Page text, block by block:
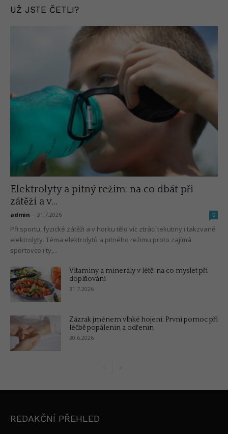
UŽ JSTE ČETLI?
Elektrolyty a pitný režim: na co dbát při
zátěži a v...
admin 31.7.2026 0
Při sportu, fyzické zátěži a v horku tělo víc ztrácí tekutiny i takzvané
elektrolyty. Téma elektrolytů a pitného režimu proto zajímá
sportovce i ty,...
Vitaminy a minerály v létě: na co myslet při
doplňování
31.7.2026
Zázrak jménem vlhké hojení: První pomoc při
léčbě popálenin a odřenin
30.6.2026
REDAKČNÍ PŘEHLED